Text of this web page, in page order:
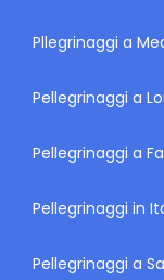
Pllegrinaggi a
Pellegrinaggi a
Pellegrinaggi a
Pellegrinaggi in
Pellegrinaggi a